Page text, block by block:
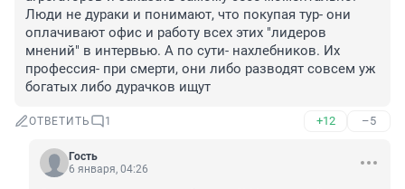
Люди не дураки и понимают, что покупая тур- они
оплачивают офис и работу всех этих "лидеров
мнений" в интервью. А по сути- нахлебников. Их
профессия- при смерти, они либо разводят совсем уж
богатых либо дурачков ищут
ОТВЕТИТЬ 1 +12 –5
Гость
6 января, 04:26